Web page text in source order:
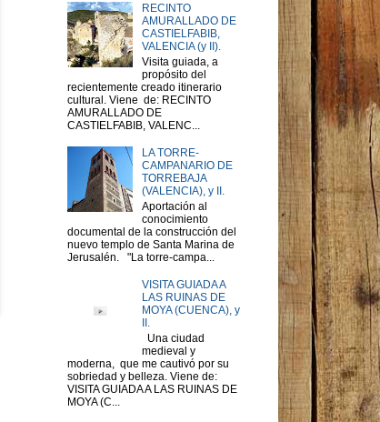
RECINTO
AMURALLADO DE
CASTIELFABIB,
VALENCIA (y II).
Visita guiada, a
propósito del
recientemente creado itinerario
cultural. Viene de: RECINTO
AMURALLADO DE
CASTIELFABIB, VALENC...
LA TORRE-
CAMPANARIO DE
TORREBAJA
(VALENCIA), y II.
Aportación al
conocimiento
documental de la construcción del
nuevo templo de Santa Marina de
Jerusalén. "La torre-campa...
VISITA GUIADA A
LAS RUINAS DE
MOYA (CUENCA), y
II.
Una ciudad
medieval y
moderna, que me cautivó por su
sobriedad y belleza. Viene de:
VISITA GUIADA A LAS RUINAS DE
MOYA (C...